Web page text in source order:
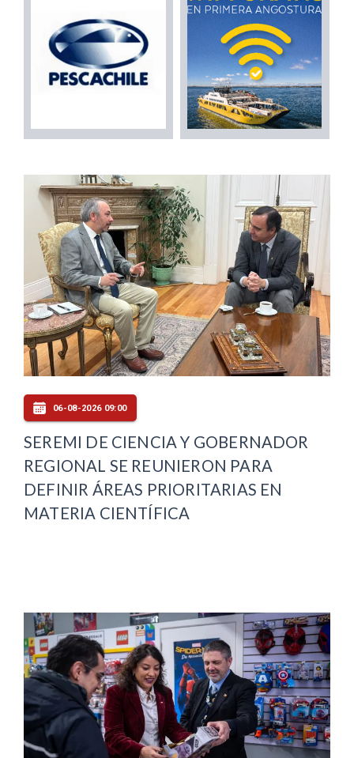
06-08-2026 09:00
SEREMI DE CIENCIA Y GOBERNADOR
REGIONAL SE REUNIERON PARA
DEFINIR ÁREAS PRIORITARIAS EN
MATERIA CIENTÍFICA